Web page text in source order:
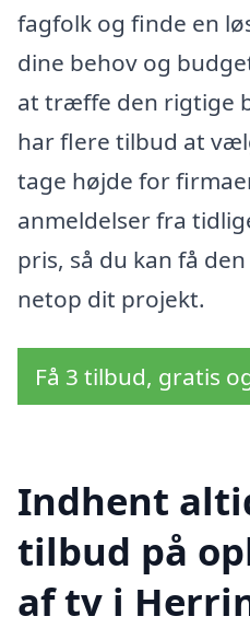
fagfolk og finde en
dine behov og
at træffe den rigtige
har flere tilbud at
tage højde for
anmeldelser fra
pris, så du kan få
netop dit projekt.
Få 3 tilbud, gratis
Indhent
tilbud på
af tv i